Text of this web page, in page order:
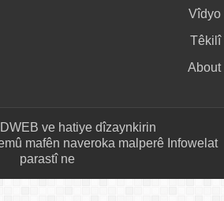
Vîdyo
Têkilî
About
ve hatiye dîzaynkirin
mafên naveroka malperê Infowelat
parastî ne